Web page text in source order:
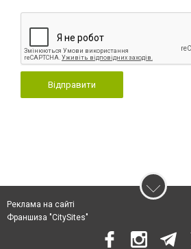
Відправити
Реклама на сайті
Франшиза "CitySites"